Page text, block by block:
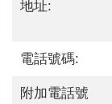
地址:
電話號碼:
附加電話號